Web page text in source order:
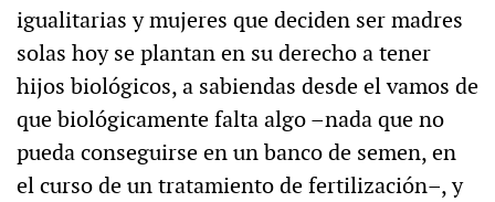
igualitarias y mujeres que deciden ser madres
solas hoy se plantan en su derecho a tener
hijos biológicos, a sabiendas desde el vamos de
que biológicamente falta algo –nada que no
pueda conseguirse en un banco de semen, en
el curso de un tratamiento de fertilización–, y